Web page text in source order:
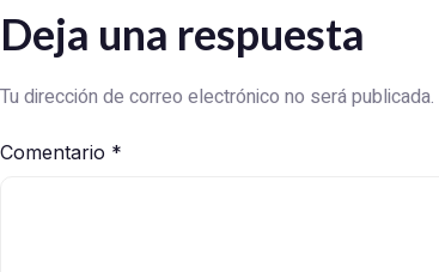
Deja una respuesta
Tu dirección de correo electrónico no será publicada.
Comentario *